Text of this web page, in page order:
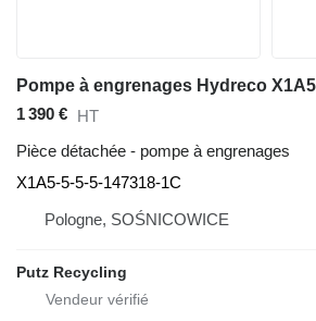
1 390 € HT
Pièce détachée - pompe à engrenages
X1A5-5-5-5-147318-1C
Pologne, SOŚNICOWICE
Putz Recycling